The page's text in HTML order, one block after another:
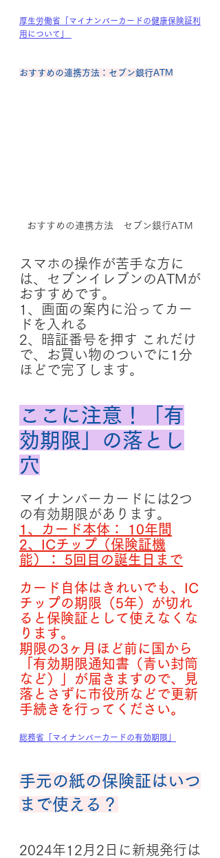
厚生労働省「マイナンバーカードの健康保険証利
用について」
おすすめの連携方法：セブン銀行ATM
おすすめの連携方法　セブン銀行ATM
スマホの操作が苦手な方に
は、セブンイレブンのATMが
おすすめです。
1、画面の案内に沿ってカー
ドを入れる
2、暗証番号を押す これだけ
で、お買い物のついでに1分
ほどで完了します。
ここに注意！「有
効期限」の落とし
穴
マイナンバーカードには2つ
の有効期限があります。
1、カード本体： 10年間
2、ICチップ（保険証機
能）： 5回目の誕生日まで
カード自体はきれいでも、IC
チップの期限（5年）が切れ
ると保険証として使えなくな
ります。
期限の3ヶ月ほど前に国から
「有効期限通知書（青い封筒
など）」が届きますので、見
落とさずに市役所などで更新
手続きを行ってください。
総務省「マイナンバーカードの有効期限」
手元の紙の保険証はいつ
まで使える？
2024年12月2日に新規発行は